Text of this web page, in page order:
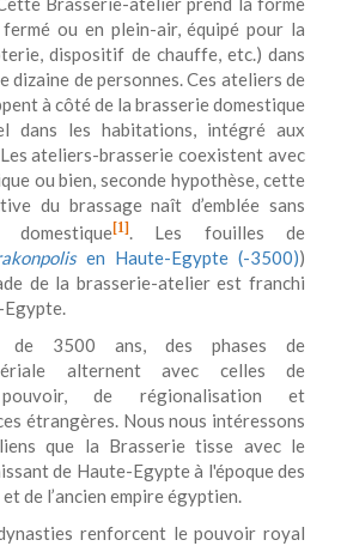
ou en plein-air, équipé pour la
dispositif de chauffe, etc.) dans
dizaine de personnes. Ces ateliers de
à côté de la brasserie domestique
dans les habitations, intégré aux
ateliers-brasserie coexistent avec
ou bien, seconde hypothèse, cette
du brassage naît d’emblée sans
[1]. Les fouilles de
en Haute-Egypte (-3500))
de la brasserie-atelier est franchi
de 3500 ans, des phases de
alternent avec celles de
de régionalisation et
étrangères. Nous nous intéressons
que la Brasserie tisse avec le
de Haute-Egypte à l'époque des
de l’ancien empire égyptien.
renforcent le pouvoir royal